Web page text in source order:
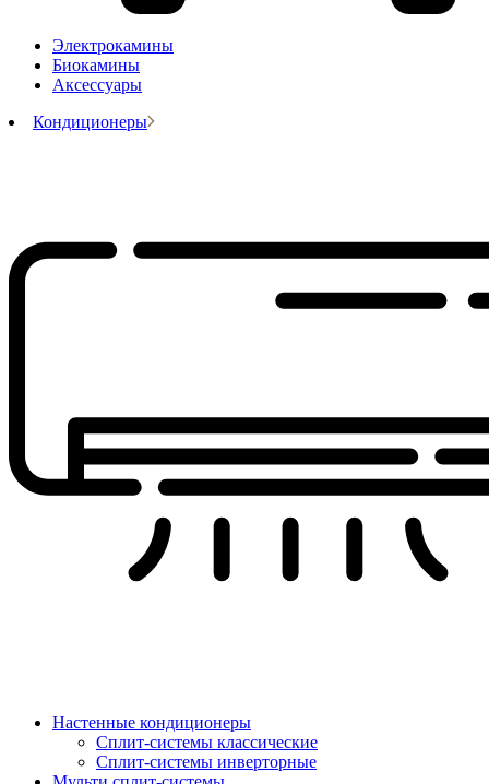
Электрокамины
Биокамины
Аксессуары
Кондиционеры
Настенные кондиционеры
Сплит-системы классические
Сплит-системы инверторные